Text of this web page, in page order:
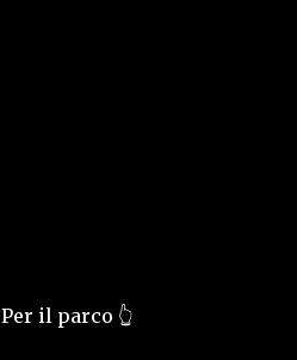
Per il parco 👆